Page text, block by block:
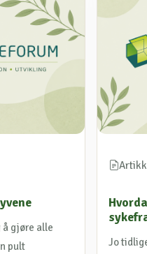
å gjøre alle
pult
Jo